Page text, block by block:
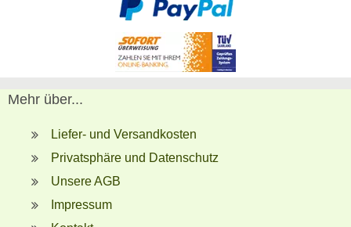
Mehr über...
Liefer- und Versandkosten
Privatsphäre und Datenschutz
Unsere AGB
Impressum